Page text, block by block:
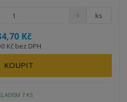
Kč
Kč bez DPH
ks
KOUPIT
7 KS